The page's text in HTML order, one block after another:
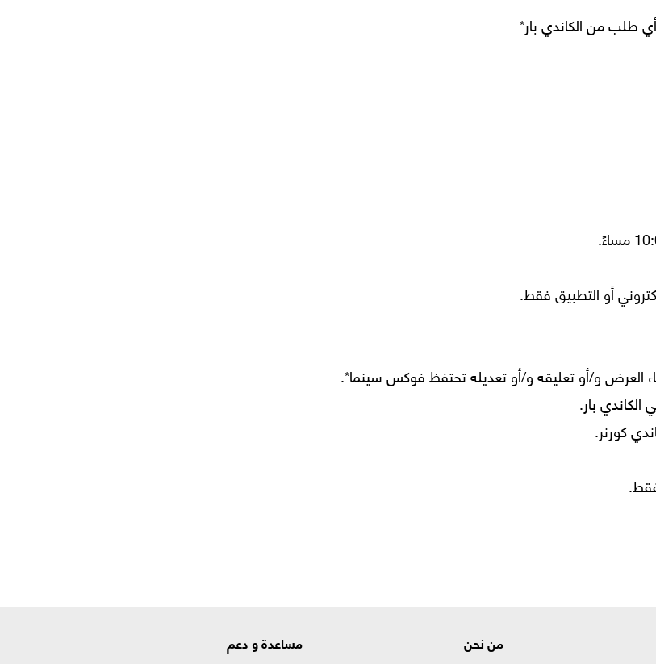
طلب من الكاندي بار*
أو التطبيق فقط.
العرض و/أو تعليقه و/أو تعديله تحتفظ فوكس سينما*.
بار.
كورنر.
من نحن
مساعدة و دعم